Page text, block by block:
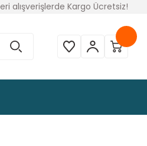
alışverişlerde Kargo Ücretsiz!